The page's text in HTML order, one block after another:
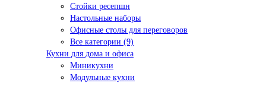
Стойки ресепшн
Настольные наборы
Офисные столы для переговоров
Все категории (9)
Кухни для дома и офиса
Миникухни
Модульные кухни